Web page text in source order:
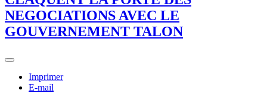
NEGOCIATIONS AVEC LE
GOUVERNEMENT TALON
Imprimer
E-mail